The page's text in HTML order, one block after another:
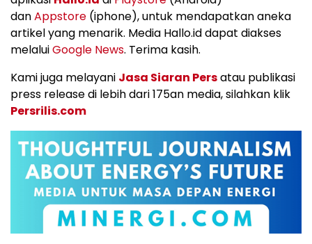
danAppstore (iphone), untuk mendapatkan aneka
artikel yang menarik. Media Hallo.id dapat diakses
melaluiGoogle News. Terima kasih.
Kami juga melayani Jasa Siaran Persatau publikasi
press release di lebih dari 175an media, silahkan klik
Persrilis.com